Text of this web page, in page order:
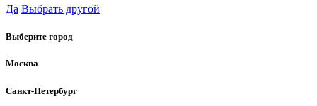
Да Выбрать другой
Выберите город
Москва
Санкт-Петербург